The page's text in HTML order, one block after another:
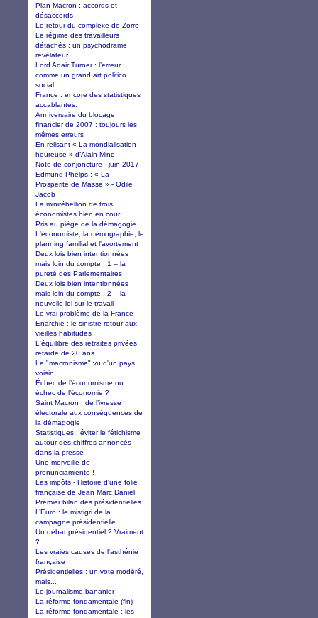
Plan Macron : accords et
désaccords
Le retour du complexe de Zorro
Le régime des travailleurs
détachés : un psychodrame
révélateur
Lord Adair Turner : l’erreur
comme un grand art politico
social
France : encore des statistiques
accablantes.
Anniversaire du blocage
financier de 2007 : toujours les
mêmes erreurs
En relisant « La mondialisation
heureuse » d’Alain Minc
Note de conjoncture - juin 2017
Edmund Phelps : « La
Prospérité de Masse » - Odile
Jacob
La minirébellion de trois
économistes bien en cour
Pris au piège de la démagogie
L'économiste, la démographie, le
planning familial et l'avortement
Deux lois bien intentionnées
mais loin du compte : 1 – la
pureté des Parlementaires
Deux lois bien intentionnées
mais loin du compte : 2 – la
nouvelle loi sur le travail
Le vrai problème de la France
Enarchie : le sinistre retour aux
vieilles habitudes
L'équilibre des retraites privées
retardé de 20 ans
Le "macronisme" vu d'un pays
voisin
Échec de l’économisme ou
échec de l’économie ?
Saint Macron : de l’ivresse
électorale aux conséquences de
la démagogie
Statistiques : éviter le fétichisme
autour des chiffres annoncés
dans la presse
Une merveille de
pronunciamiento !
Les impôts - Histoire d'une folie
française de Jean Marc Daniel
Premier bilan des présidentielles
L’Euro : le mistigri de la
campagne présidentielle
Un débat présidentiel ? Vraiment
?
Les vraies causes de l'asthénie
française
Présidentielles : un vote modéré,
mais...
Le journalisme bananier
La réforme fondamentale (fin)
La réforme fondamentale : les